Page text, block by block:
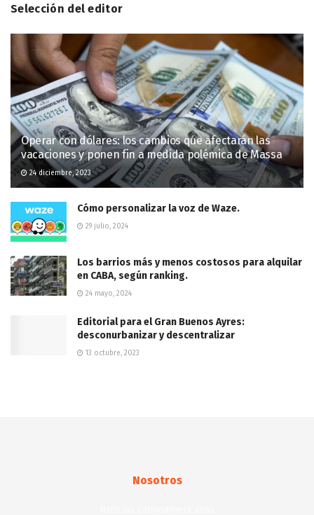
Selección del editor
Operar con dólares: los cambios que afectarán las
vacaciones y ponen fin a medida polémica de Massa
24 diciembre, 2023
Cómo personalizar la voz de Waze.
29 julio, 2024
Los barrios más y menos costosos para alquilar
en CABA, según ranking.
24 mayo, 2024
Editorial para el Gran Buenos Ayres:
desconurbanizar y descentralizar
13 octubre, 2023
Nosotros